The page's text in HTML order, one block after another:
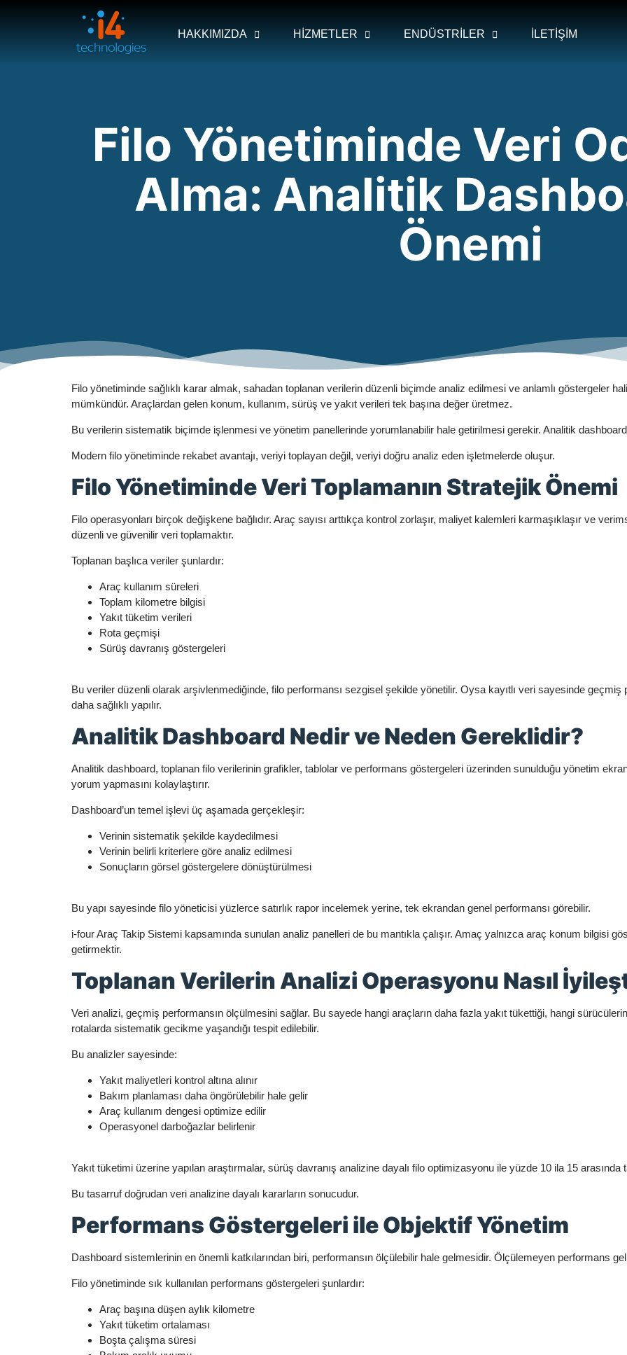
HAKKIMIZDA HİZMETLER ENDÜSTRİLER İLETİŞİM
Filo Yönetiminde Veri
Alma: Analitik
Önemi
Filo yönetiminde sağlıklı karar almak, sahadan toplanan verilerin düzenli biçimde analiz edilmesi ve anlamlı göstergeler
mümkündür. Araçlardan gelen konum, kullanım, sürüş ve yakıt verileri tek başına değer üretmez.
Bu verilerin sistematik biçimde işlenmesi ve yönetim panellerinde yorumlanabilir hale getirilmesi gerekir. Analitik
Modern filo yönetiminde rekabet avantajı, veriyi toplayan değil, veriyi doğru analiz eden işletmelerde oluşur.
Filo Yönetiminde Veri Toplamanın Stratejik Önemi
Filo operasyonları birçok değişkene bağlıdır. Araç sayısı arttıkça kontrol zorlaşır, maliyet kalemleri karmaşıklaşır ve
düzenli ve güvenilir veri toplamaktır.
Toplanan başlıca veriler şunlardır:
Araç kullanım süreleri
Toplam kilometre bilgisi
Yakıt tüketim verileri
Rota geçmişi
Sürüş davranış göstergeleri
Bu veriler düzenli olarak arşivlenmediğinde, filo performansı sezgisel şekilde yönetilir. Oysa kayıtlı veri sayesinde
daha sağlıklı yapılır.
Analitik Dashboard Nedir ve Neden Gereklidir?
Analitik dashboard, toplanan filo verilerinin grafikler, tablolar ve performans göstergeleri üzerinden sunulduğu yönetim
yorum yapmasını kolaylaştırır.
Dashboard’un temel işlevi üç aşamada gerçekleşir:
Verinin sistematik şekilde kaydedilmesi
Verinin belirli kriterlere göre analiz edilmesi
Sonuçların görsel göstergelere dönüştürülmesi
Bu yapı sayesinde filo yöneticisi yüzlerce satırlık rapor incelemek yerine, tek ekrandan genel performansı görebilir.
i-four Araç Takip Sistemi kapsamında sunulan analiz panelleri de bu mantıkla çalışır. Amaç yalnızca araç konum bilgisi
getirmektir.
Toplanan Verilerin Analizi Operasyonu Nasıl
Veri analizi, geçmiş performansın ölçülmesini sağlar. Bu sayede hangi araçların daha fazla yakıt tükettiği, hangi
rotalarda sistematik gecikme yaşandığı tespit edilebilir.
Bu analizler sayesinde:
Yakıt maliyetleri kontrol altına alınır
Bakım planlaması daha öngörülebilir hale gelir
Araç kullanım dengesi optimize edilir
Operasyonel darboğazlar belirlenir
Yakıt tüketimi üzerine yapılan araştırmalar, sürüş davranış analizine dayalı filo optimizasyonu ile yüzde 10 ila 15
Bu tasarruf doğrudan veri analizine dayalı kararların sonucudur.
Performans Göstergeleri ile Objektif Yönetim
Dashboard sistemlerinin en önemli katkılarından biri, performansın ölçülebilir hale gelmesidir. Ölçülemeyen performans
Filo yönetiminde sık kullanılan performans göstergeleri şunlardır:
Araç başına düşen aylık kilometre
Yakıt tüketim ortalaması
Boşta çalışma süresi